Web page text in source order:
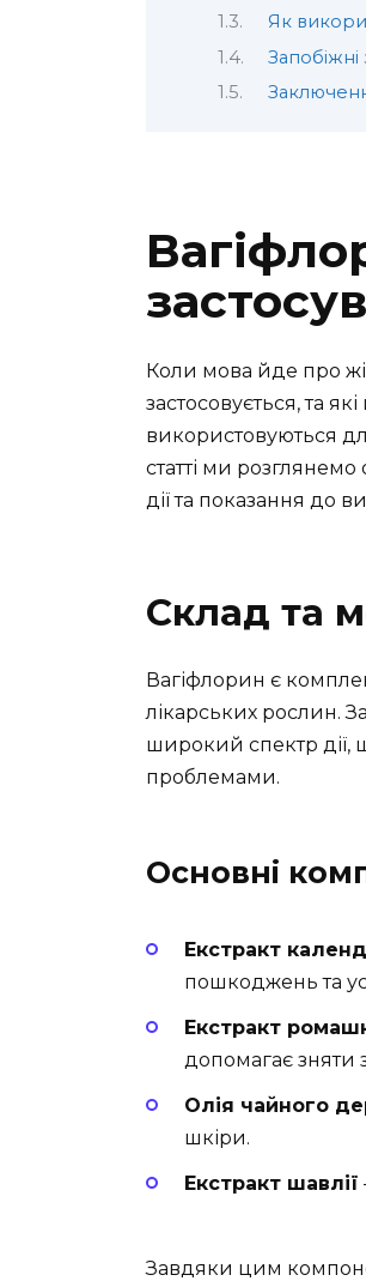
Як
Коли мова йде про
застосовується, та
використовуються
статті ми
дії та показання до
Склад та
Вагіфлорин є
лікарських рослин.
широкий спектр дії,
проблемами.
Основні
Екстракт
пошкоджень та
Екстракт
допомагає зняти
Олія чайного
шкіри.
Екстракт шавлії
Завдяки цим